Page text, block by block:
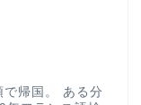
帰国。 ある分